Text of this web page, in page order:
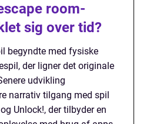
room-
sig over tid?
begyndte med fysiske
der ligner det originale
udvikling
narrativ tilgang med spil
Unlock!, der tilbyder en